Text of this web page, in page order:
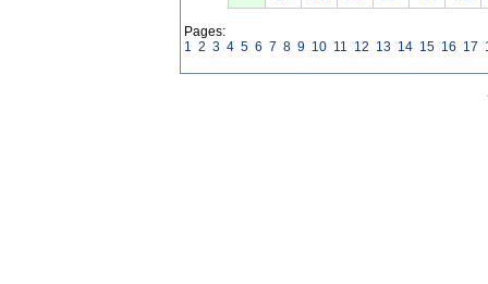
Pages:
1 2 3 4 5 6 7 8 9 10 11 12 13 14 15 16 17